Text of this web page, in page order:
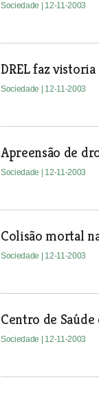
Sociedade | 12-11-2003
DREL faz vistoria
Sociedade | 12-11-2003
Apreensão de
Sociedade | 12-11-2003
Colisão mortal
Sociedade | 12-11-2003
Centro de
Sociedade | 12-11-2003